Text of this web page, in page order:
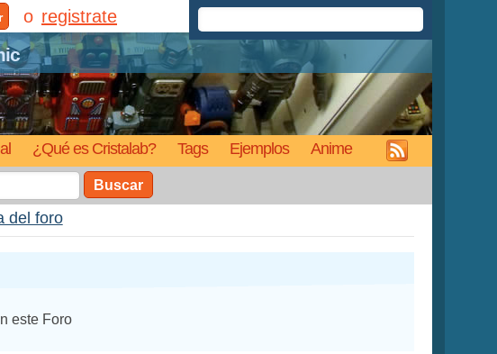
¿Qué es Cristalab? Tags Ejemplos Anime
registrate
Buscar
del foro
este Foro